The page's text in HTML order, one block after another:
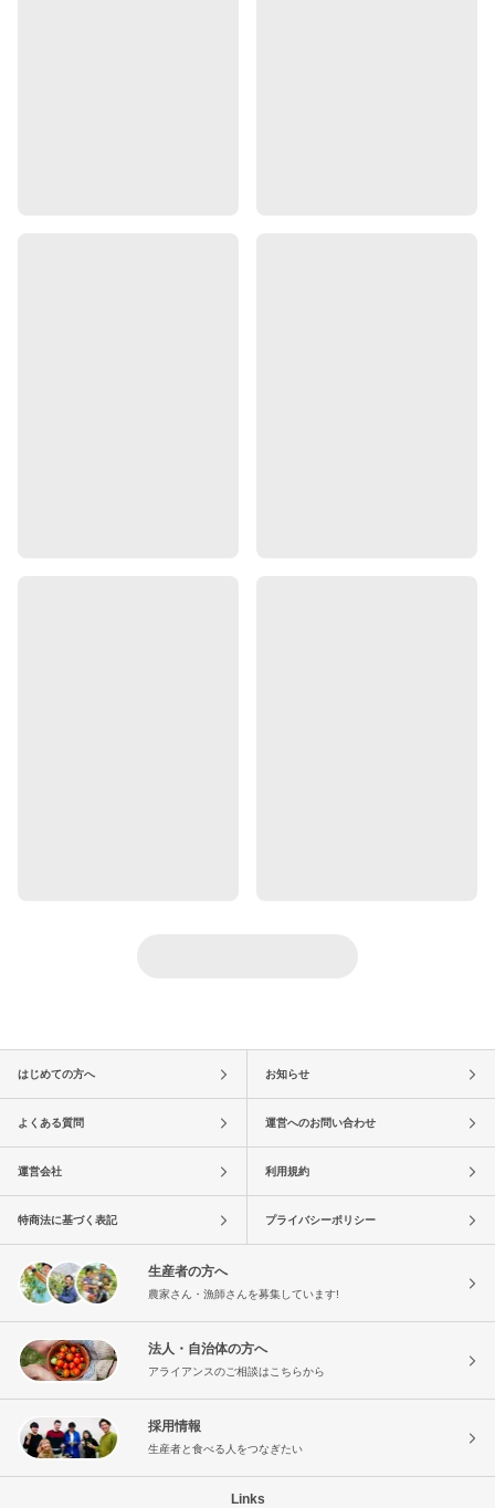
はじめての方へ お知らせ
よくある質問 運営へのお問い合わせ
運営会社 利用規約
特商法に基づく表記 プライバシーポリシー
生産者の方へ
農家さん・漁師さんを募集しています!
法人・自治体の方へ
アライアンスのご相談はこちらから
採用情報
生産者と食べる人をつなぎたい
Links